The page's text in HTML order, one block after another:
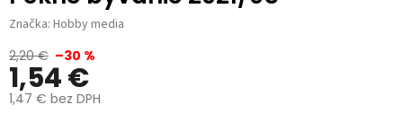
Značka: Hobby media
2,20 € –30 %
1,54 €
1,47 € bez DPH